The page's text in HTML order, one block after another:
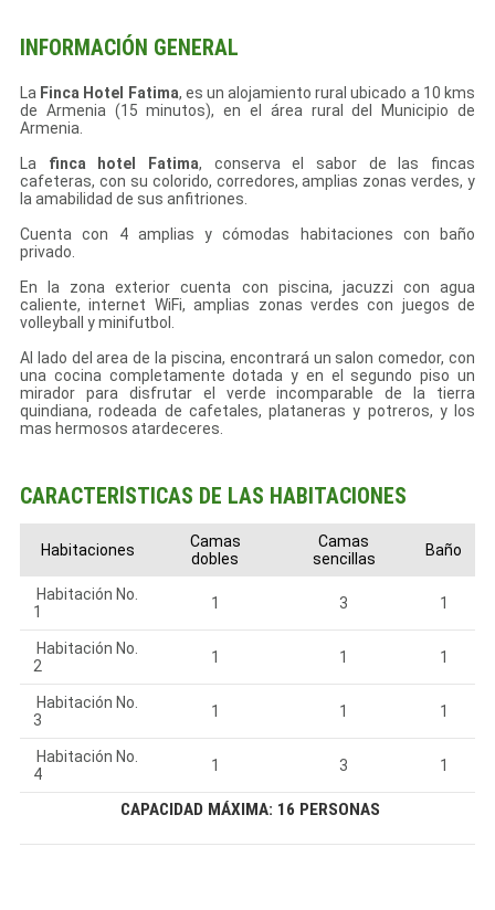
INFORMACIÓN GENERAL
La Finca Hotel Fatima, es un alojamiento rural ubicado a 10 kms
de Armenia (15 minutos), en el área rural del Municipio de
Armenia.
La finca hotel Fatima, conserva el sabor de las fincas
cafeteras, con su colorido, corredores, amplias zonas verdes, y
la amabilidad de sus anfitriones.
Cuenta con 4 amplias y cómodas habitaciones con baño
privado.
En la zona exterior cuenta con piscina, jacuzzi con agua
caliente, internet WiFi, amplias zonas verdes con juegos de
volleyball y minifutbol.
Al lado del area de la piscina, encontrará un salon comedor, con
una cocina completamente dotada y en el segundo piso un
mirador para disfrutar el verde incomparable de la tierra
quindiana, rodeada de cafetales, plataneras y potreros, y los
mas hermosos atardeceres.
CARACTERÍSTICAS DE LAS HABITACIONES
Habitaciones
Camas
dobles
Camas
sencillas
Baño
Habitación No.
1
1 3 1
Habitación No.
2
1 1 1
Habitación No.
3
1 1 1
Habitación No.
4
1 3 1
CAPACIDAD MÁXIMA: 16 PERSONAS